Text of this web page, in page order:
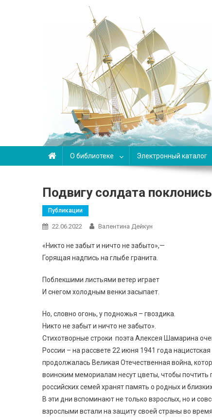
Библиотека-филиал
О библиотеке Электронный каталог
Подвигу солдата поклонись
Публикации
22.06.2022 Валентина Дейкун
«Никто не забыт и ничто не забыто»,—
Горящая надпись на глыбе гранита.
Поблекшими листьями ветер играет
И снегом холодным венки засыпает.
Но, словно огонь, у подножья – гвоздика.
Никто не забыт и ничто не забыто».
Стихотворные строки поэта Алексея Шамарина
России – на рассвете 22 июня 1941 года
продолжалась Великая Отечественная война,
воинским мемориалам несут цветы, чтобы
российских семей хранят память о родных и
В эти дни вспоминают не только взрослых, но и
взрослыми встали на защиту своей страны во